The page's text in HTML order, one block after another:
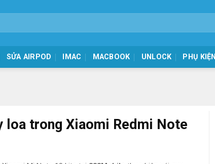
SỬA AIRPOD IMAC MACBOOK UNLOCK PHỤ KIỆN
loa trong Xiaomi Redmi Note